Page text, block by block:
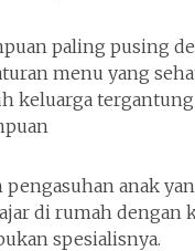
paling pusing
menu yang
keluarga tergantung
pengasuhan anak
di rumah dengan
spesialisnya.